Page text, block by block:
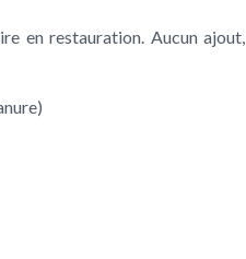
en restauration. Aucun